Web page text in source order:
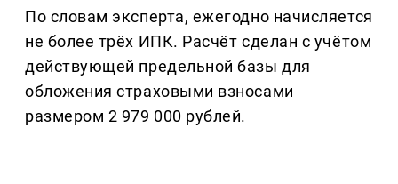
По словам эксперта, ежегодно начисляется
не более трёх ИПК. Расчёт сделан с учётом
действующей предельной базы для
обложения страховыми взносами
размером 2 979 000 рублей.